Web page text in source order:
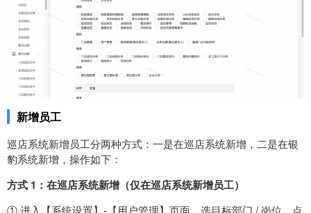
新增员工
巡店系统新增员工分两种方式：一是在巡店系统新增，二是在银
豹系统新增，操作如下：
方式 1：在巡店系统新增（仅在巡店系统新增员工​）
① 进入【系统设置】-【用户管理】页面，选目标部门 / 岗位，点